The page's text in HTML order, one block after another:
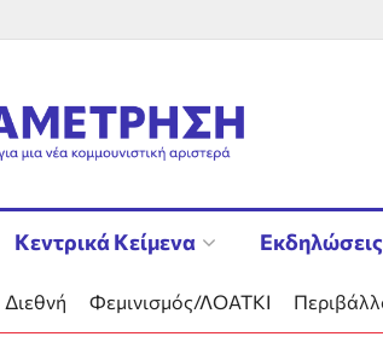
Κεντρικά Κείμενα
Διεθνή Φεμινισμός/ΛΟΑΤΚΙ